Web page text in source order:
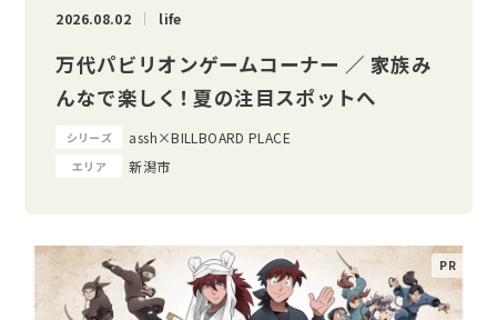
2026.08.02 life
万代パビリオンゲームコーナー ／ 家族み
んなで楽しく！ 夏の注目スポットへ
シリーズ assh×BILLBOARD PLACE
エリア 新潟市